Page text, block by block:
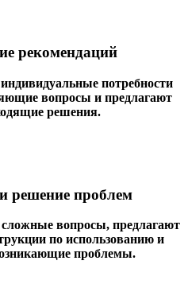
рекомендаций
потребности
вопросы и предлагают
решения.
решение проблем
вопросы, предлагают
по использованию и
проблемы.